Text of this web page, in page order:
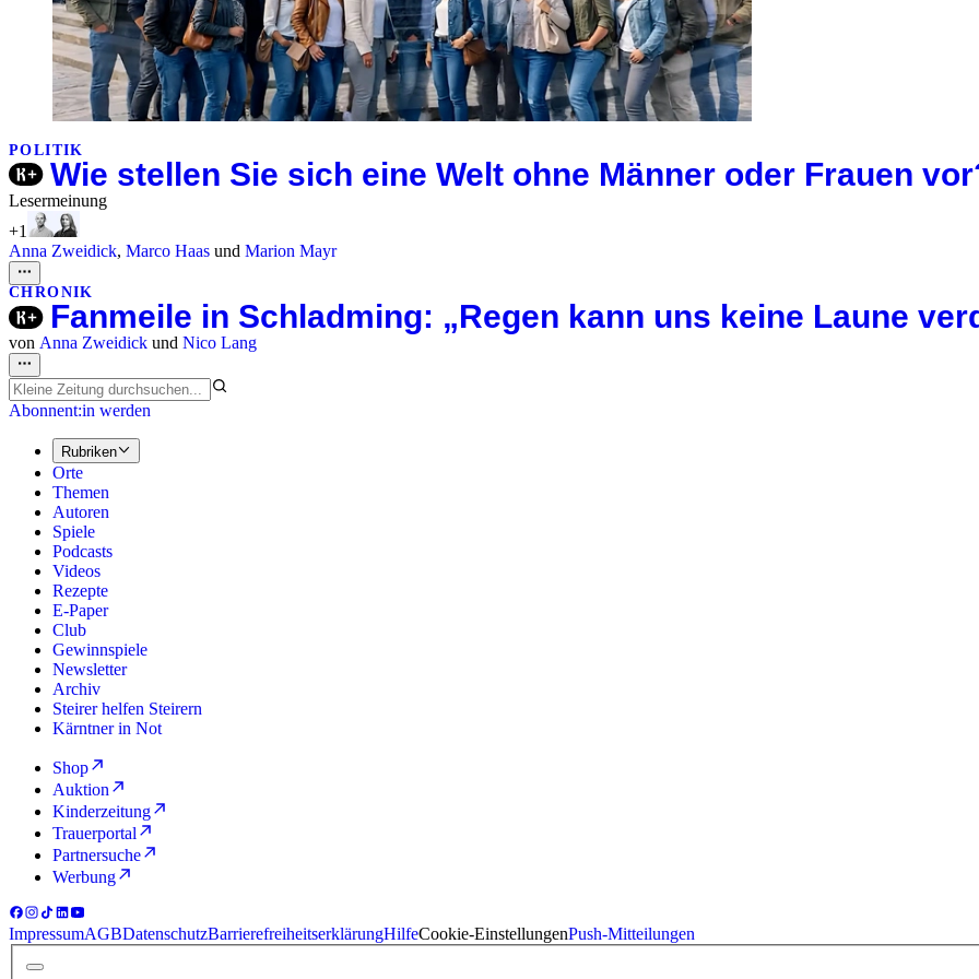
POLITIK
Wie stellen Sie sich eine Welt ohne Männer oder Frauen
Lesermeinung
+1
Anna Zweidick, Marco Haas und Marion Mayr
CHRONIK
Fanmeile in Schladming: „Regen kann uns keine Laune
von Anna Zweidick und Nico Lang
Abonnent:in werden
Rubriken
Orte
Themen
Autoren
Spiele
Podcasts
Videos
Rezepte
E-Paper
Club
Gewinnspiele
Newsletter
Archiv
Steirer helfen Steirern
Kärntner in Not
Shop
Auktion
Kinderzeitung
Trauerportal
Partnersuche
Werbung
ImpressumAGBDatenschutzBarrierefreiheitserklärungHilfeCookie-EinstellungenPush-Mitteilungen